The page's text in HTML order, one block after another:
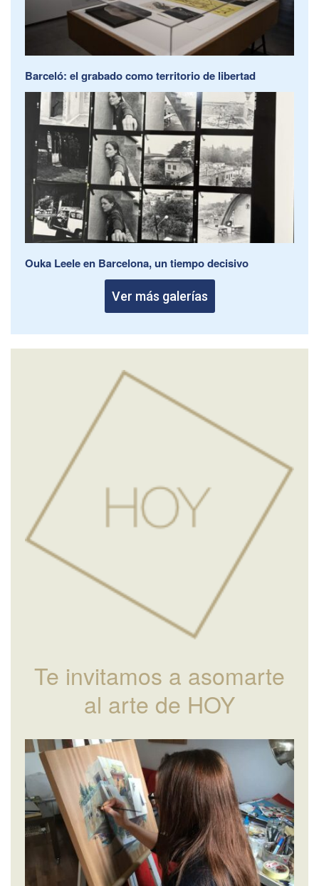
Barceló: el grabado como territorio de libertad
Ouka Leele en Barcelona, un tiempo decisivo
Ver más galerías
Te invitamos a asomarte
al arte de HOY